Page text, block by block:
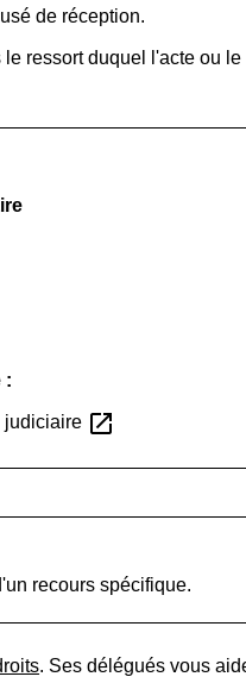
de réception.
ressort duquel l'acte ou le
:
judiciaire open_in_new
recours spécifique.
. Ses délégués vous